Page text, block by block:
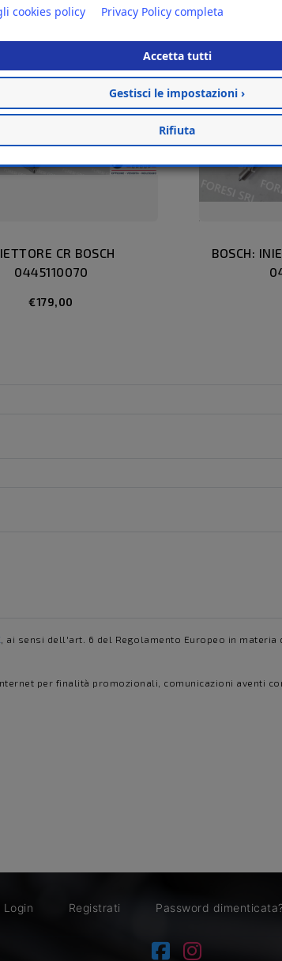
CR BOSCH
0445110070
€179,00
BOSCH:
, ai sensi dell'art. 6 del Regolamento Europeo in
per finalità promozionali, comunicazioni aventi
Login Registrati Password dimenticata?
cookies policy Privacy Policy completa
Accetta tutti
Gestisci le impostazioni ›
Rifiuta